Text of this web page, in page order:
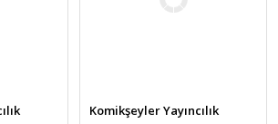
Komikşeyler Yayıncılık